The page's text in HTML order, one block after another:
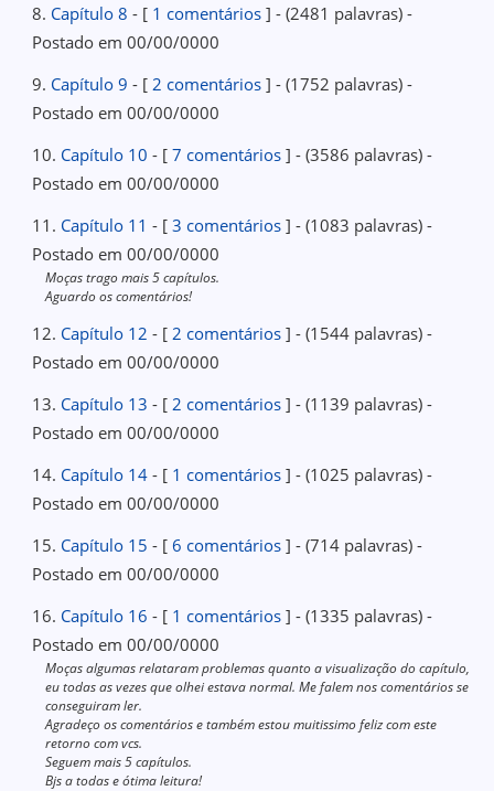
8. Capítulo 8 - [ 1 comentários ] - (2481 palavras) -
Postado em 00/00/0000
9. Capítulo 9 - [ 2 comentários ] - (1752 palavras) -
Postado em 00/00/0000
10. Capítulo 10 - [7 comentários ] - (3586 palavras) -
Postado em 00/00/0000
11. Capítulo 11 - [3 comentários ] - (1083 palavras) -
Postado em 00/00/0000
Moças trago mais 5 capítulos.
Aguardo os comentários!
12. Capítulo 12 - [ 2 comentários ] - (1544 palavras) -
Postado em 00/00/0000
13. Capítulo 13 - [ 2 comentários ] - (1139 palavras) -
Postado em 00/00/0000
14. Capítulo 14 - [ 1 comentários ] - (1025 palavras) -
Postado em 00/00/0000
15. Capítulo 15 - [6 comentários ] - (714 palavras) -
Postado em 00/00/0000
16. Capítulo 16 - [ 1 comentários ] - (1335 palavras) -
Postado em 00/00/0000
Moças algumas relataram problemas quanto a visualização do capítulo,
eu todas as vezes que olhei estava normal. Me falem nos comentários se
conseguiram ler.
Agradeço os comentários e também estou muitissimo feliz com este
retorno com vcs.
Seguem mais 5 capítulos.
Bjs a todas e ótima leitura!